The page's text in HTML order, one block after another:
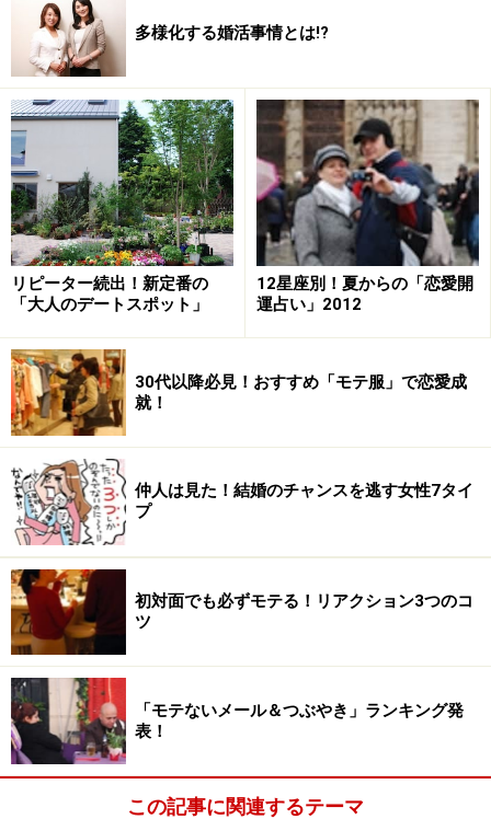
多様化する婚活事情とは!?
リピーター続出！新定番の
「大人のデートスポット」
12星座別！夏からの「恋愛開
運占い」2012
30代以降必見！おすすめ「モテ服」で恋愛成
就！
仲人は見た！結婚のチャンスを逃す女性7タイ
プ
初対面でも必ずモテる！リアクション3つのコ
ツ
「モテないメール＆つぶやき」ランキング発
表！
この記事に関連するテーマ